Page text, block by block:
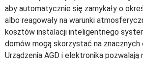
aby automatycznie się zamykały o
albo reagowały na warunki
kosztów instalacji inteligentnego
domów mogą skorzystać na znacznych
Urządzenia AGD i elektronika